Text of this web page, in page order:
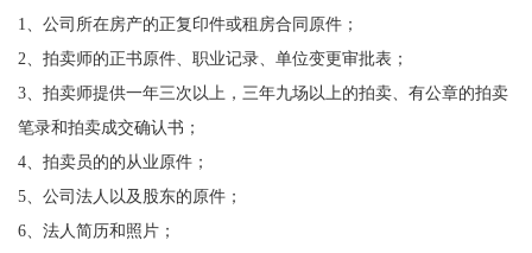
1、公司所在房产的正复印件或租房合同原件；
2、拍卖师的正书原件、职业记录、单位变更审批表；
3、拍卖师提供一年三次以上，三年九场以上的拍卖、有公章的拍卖
笔录和拍卖成交确认书；
4、拍卖员的的从业原件；
5、公司法人以及股东的原件；
6、法人简历和照片；